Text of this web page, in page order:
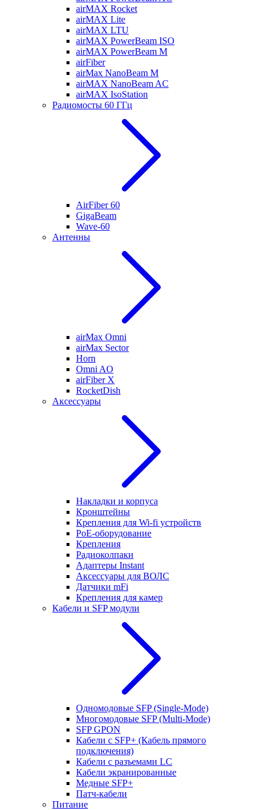
airMAX Rocket
airMAX Lite
airMAX LTU
airMAX PowerBeam ISO
airMAX PowerBeam M
airFiber
airMax NanoBeam M
airMAX NanoBeam AC
airMAX IsoStation
Радиомосты 60 ГГц
AirFiber 60
GigaBeam
Wave-60
Антенны
airMax Omni
airMax Sector
Horn
Omni AO
airFiber X
RocketDish
Аксессуары
Накладки и корпуса
Кронштейны
Крепления для Wi-fi устройств
РоЕ-оборудование
Крепления
Радиоколпаки
Адаптеры Instant
Аксессуары для ВОЛС
Датчики mFi
Крепления для камер
Кабели и SFP модули
Одномодовые SFP (Single-Mode)
Многомодовые SFP (Multi-Mode)
SFP GPON
Кабели с SFP+ (Кабель прямого
подключения)
Кабели с разъемами LC
Кабели экранированные
Медные SFP+
Патч-кабели
Питание